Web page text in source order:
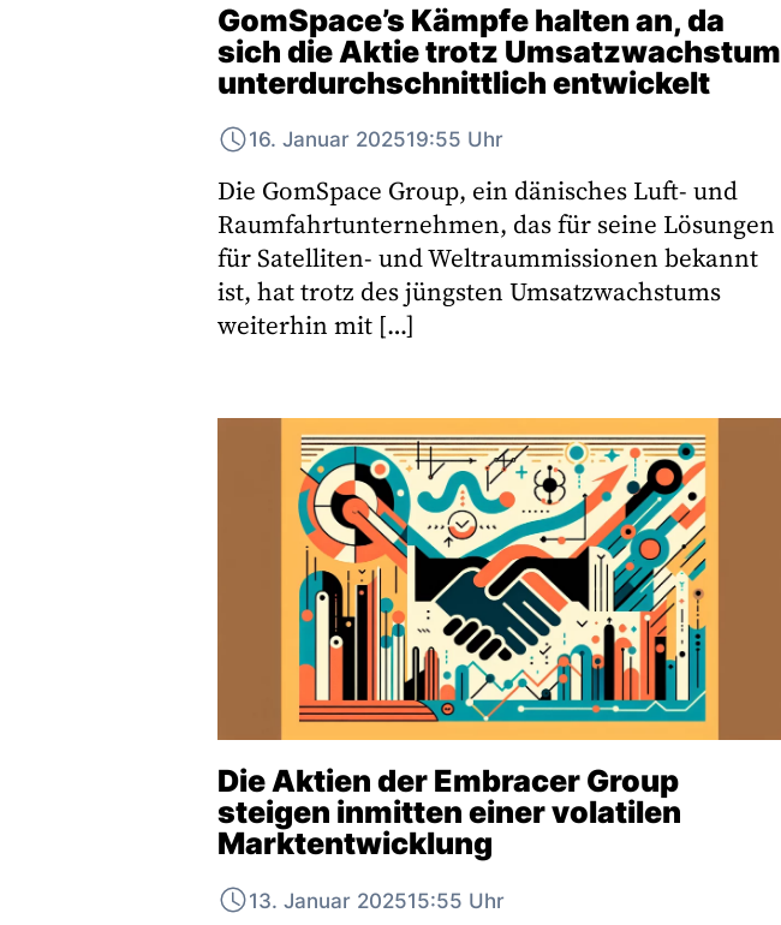
GomSpace’s Kämpfe halten an, da
sich die Aktie trotz Umsatzwachstum
unterdurchschnittlich entwickelt
16. Januar 202519:55 Uhr
Die GomSpace Group, ein dänisches Luft- und
Raumfahrtunternehmen, das für seine Lösungen
für Satelliten- und Weltraummissionen bekannt
ist, hat trotz des jüngsten Umsatzwachstums
weiterhin mit […]
Die Aktien der Embracer Group
steigen inmitten einer volatilen
Marktentwicklung
13. Januar 202515:55 Uhr